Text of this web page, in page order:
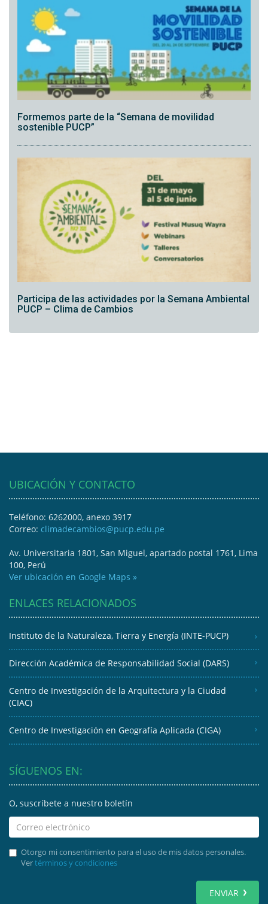
Formemos parte de la “Semana de movilidad
sostenible PUCP”
Participa de las actividades por la Semana Ambiental
PUCP – Clima de Cambios
UBICACIÓN Y CONTACTO
Teléfono: 6262000, anexo 3917
Correo: climadecambios@pucp.edu.pe
Av. Universitaria 1801, San Miguel, apartado postal 1761, Lima
100, Perú
Ver ubicación en Google Maps »
ENLACES RELACIONADOS
Instituto de la Naturaleza, Tierra y Energía (INTE-PUCP)
Dirección Académica de Responsabilidad Social (DARS)
Centro de Investigación de la Arquitectura y la Ciudad
(CIAC)
Centro de Investigación en Geografía Aplicada (CIGA)
SÍGUENOS EN:
O, suscríbete a nuestro boletín
Otorgo mi consentimiento para el uso de mis datos personales.
Vertérminos y condiciones
ENVIAR